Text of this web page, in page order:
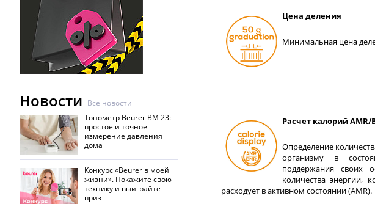
Новости Все новости
Тонометр Beurer BM 23:
простое и точное
измерение давления
дома
Конкурс «Beurer в моей
жизни». Покажите свою
технику и выиграйте
приз
Цена деления
Минимальная цена
Расчет калорий AMR/
Определение
организму в
поддержания своих
количества энергии,
расходует в активном состоянии (AMR).